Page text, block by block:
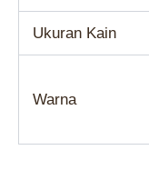
Ukuran Kain
Warna